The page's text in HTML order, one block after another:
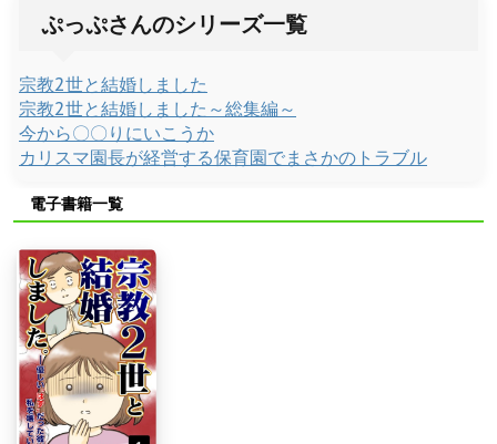
ぷっぷさんのシリーズ一覧
宗教2世と結婚しました
宗教2世と結婚しました～総集編～
今から〇〇りにいこうか
カリスマ園長が経営する保育園でまさかのトラブル
電子書籍一覧